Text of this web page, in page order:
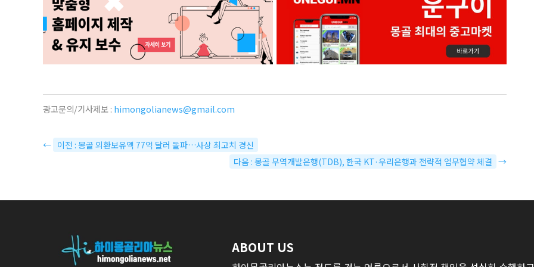
광고문의/기사제보 : himongolianews@gmail.com
← 이전 : 몽골 외환보유액 77억 달러 돌파…사상 최고치 경신
다음 : 몽골 무역개발은행(TDB), 한국 KT·우리은행과 전략적 업무협약 체결 →
ABOUT US